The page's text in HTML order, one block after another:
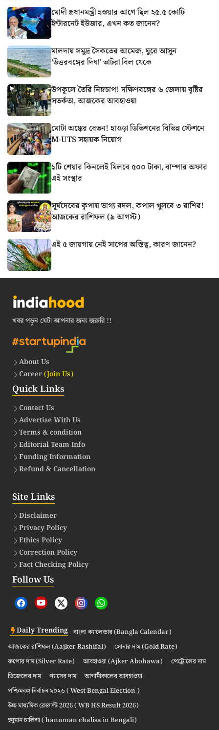
মোদী প্রধানমন্ত্রী হওয়ার আগে ছিল ২৫.৫ কোটি
ইন্টারনেট ইউজার, এখন কত জানেন?
মালদায় সমুদ্র সৈকতের আমেজ, ঘুরে আসুন
‘উত্তরবঙ্গের দিঘা’ ভাটরা বিল থেকে
উপকূলে তৈরি নিম্নচাপ! দক্ষিণবঙ্গের ৬ জেলায় বৃষ্টির
সতর্কতা, আজকের আবহাওয়া
মোটা অঙ্কের বেতন! হাওড়া ডিভিশনের বিভিন্ন স্টেশনে
M-UTS সহায়ক নিয়োগ
১টি শেয়ার কিনলেই মিলবে ৫০০ টাকা, বাম্পার অফার
এই সংস্থার
সূর্যদেবের কৃপায় ভাগ্য বদল, কপাল খুলবে ৩ রাশির!
আজকের রাশিফল (৯ আগস্ট)
এই ৫ জায়গায় নেই সাপের অস্তিত্ব, কারণ জানেন?
খবর পড়ুন যেটা আপনার জন্য জরুরি !!
About Us
Career(Join Us)
Quick Links
Contact Us
Advertise With Us
Terms & condition
Editorial Team Info
Funding Information
Refund & Cancellation
Site Links
Disclaimer
Privacy Policy
Ethics Policy
Correction Policy
Fact Checking Policy
Follow Us
Daily Trending বাংলা ক্যালেন্ডার (Bangla Calendar)
আজকের রাশিফল (Aajker Rashifal)
সোনার দাম (Gold Rate)
রুপোর দাম (Silver Rate)
আবহাওয়া (Ajker Abohawa)
পেট্রোলের দাম
ডিজেলের দাম
গ্যাসের দাম
আগামীকালের আবহাওয়া
পশ্চিমবঙ্গ নির্বাচন ২০২৬ ( West Bengal Election )
উচ্চ মাধ্যমিক রেজাল্ট 2026 ( WB HS Result 2026)
হনুমান চালিশা ( hanuman chalisa in Bengali)